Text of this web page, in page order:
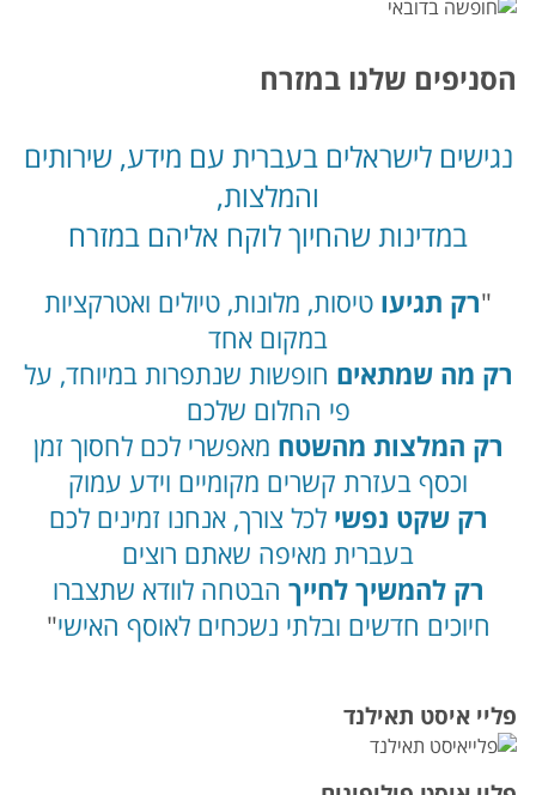
הסניפים שלנו במזרח
נגישים לישראלים בעברית עם מידע, שירותים
והמלצות,
במדינות שהחיוך לוקח אליהם במזרח
רק תגיעו טיסות, מלונות, טיולים ואטרקציות
במקום אחד
רק מה שמתאים חופשות שנתפרות במיוחד, על
פי החלום שלכם
רק המלצות מהשטח מאפשרי לכם לחסוך זמן
וכסף בעזרת קשרים מקומיים וידע עמוק
רק שקט נפשילכל צורך, אנחנו זמינים לכם
בעברית מאיפה שאתם רוצים
רק להמשיך לחייך הבטחה לוודא שתצברו
חיוכים חדשים ובלתי נשכחים לאוסף האישי
פליי איסט תאילנד